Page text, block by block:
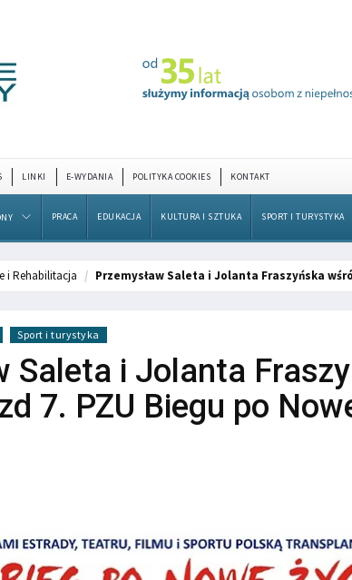
LINKI E-WYDANIA POLITYKA COOKIES KONTAKT
PRACA EDUKACJA KULTURA I SZTUKA SPORT I TURYSTYKA
i Rehabilitacja Przemysław Saleta i Jolanta Fraszyńska
Sport i turystyka
Saleta i Jolanta
7. PZU Biegu po